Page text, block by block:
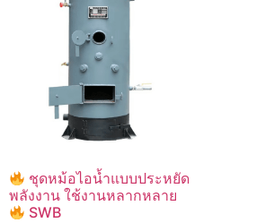
ชุดหม้อไอน้ำแบบประหยัด
พลังงาน ใช้งานหลากหลาย
SWB